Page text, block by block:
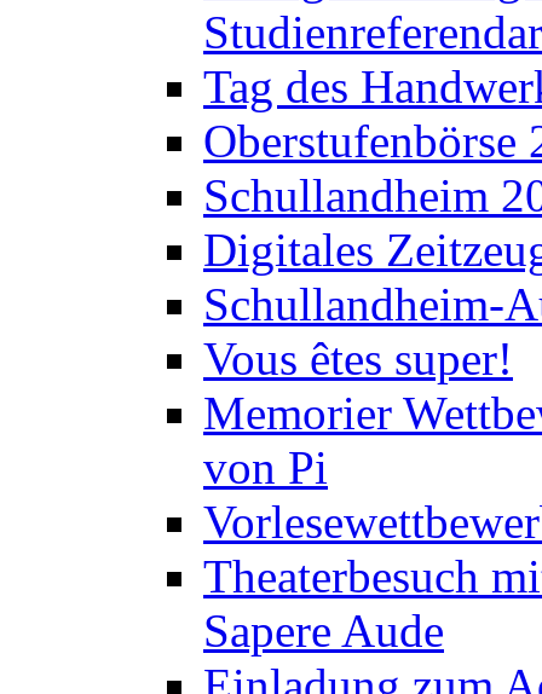
Tag des
Oberstufenbörse
Schullandheim
Digitales
Schullandheim-
Vous êtes super!
Memorier
von Pi
Theaterbesuch
Sapere Aude